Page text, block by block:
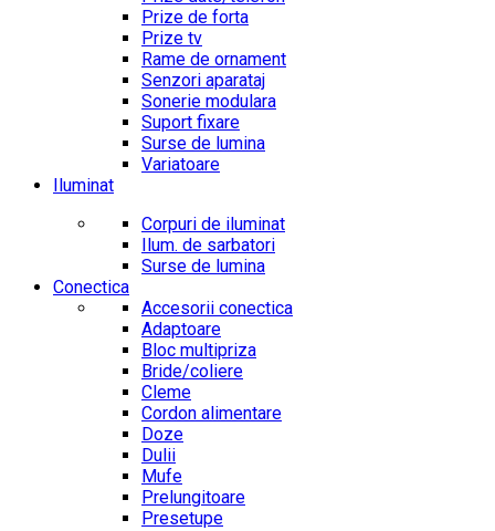
Prize de forta
Prize tv
Rame de ornament
Senzori aparataj
Sonerie modulara
Suport fixare
Surse de lumina
Variatoare
Iluminat
Corpuri de iluminat
Ilum. de sarbatori
Surse de lumina
Conectica
Accesorii conectica
Adaptoare
Bloc multipriza
Bride/coliere
Cleme
Cordon alimentare
Doze
Dulii
Mufe
Prelungitoare
Presetupe